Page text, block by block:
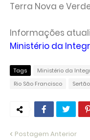
Terra Nova e
Informações
Ministério da
Tags Ministério da
Rio São Francisco
Postagem Anterior